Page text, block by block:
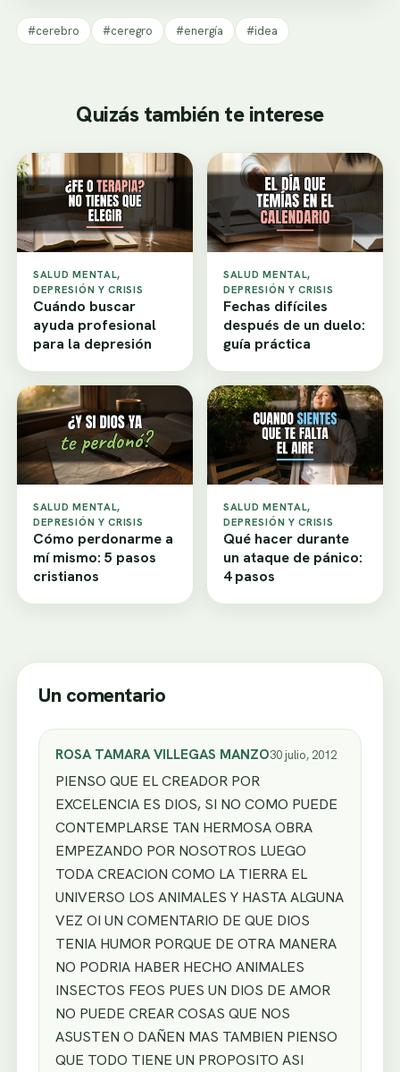
#cerebro #ceregro #energía #idea
Quizás también te interese
SALUD MENTAL,
DEPRESIÓN Y CRISIS
Cuándo buscar
ayuda profesional
para la depresión
SALUD MENTAL,
DEPRESIÓN Y CRISIS
Fechas difíciles
después de un duelo:
guía práctica
SALUD MENTAL,
DEPRESIÓN Y CRISIS
Cómo perdonarme a
mí mismo: 5 pasos
cristianos
SALUD MENTAL,
DEPRESIÓN Y CRISIS
Qué hacer durante
un ataque de pánico:
4 pasos
Un comentario
ROSA TAMARA VILLEGAS MANZO30 julio, 2012
PIENSO QUE EL CREADOR POR
EXCELENCIA ES DIOS, SI NO COMO PUEDE
CONTEMPLARSE TAN HERMOSA OBRA
EMPEZANDO POR NOSOTROS LUEGO
TODA CREACION COMO LA TIERRA EL
UNIVERSO LOS ANIMALES Y HASTA ALGUNA
VEZ OI UN COMENTARIO DE QUE DIOS
TENIA HUMOR PORQUE DE OTRA MANERA
NO PODRIA HABER HECHO ANIMALES
INSECTOS FEOS PUES UN DIOS DE AMOR
NO PUEDE CREAR COSAS QUE NOS
ASUSTEN O DAÑEN MAS TAMBIEN PIENSO
QUE TODO TIENE UN PROPOSITO ASI